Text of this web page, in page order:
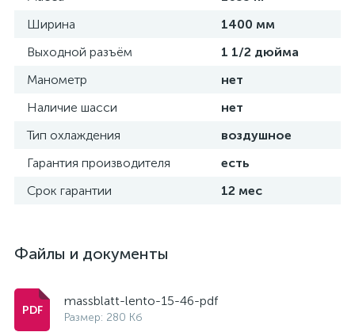
Ширина
1400 мм
Выходной разъём
1 1/2 дюйма
Манометр
нет
Наличие шасси
нет
Тип охлаждения
воздушное
Гарантия производителя
есть
Срок гарантии
12 мес
Файлы и документы
massblatt-lento-15-46-pdf
Размер: 280 Кб